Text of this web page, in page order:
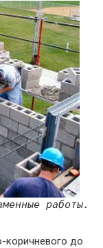
работы.
коричневого до